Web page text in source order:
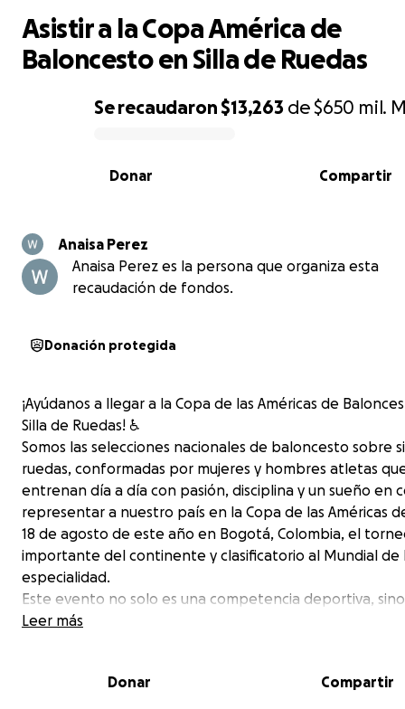
Se recaudaron $13,263 de$650 mil.
Compartir
Donar
Asistir a la Copa América de
Baloncesto en Silla de Ruedas
Anaisa Perez
Anaisa Perez es la persona que organiza esta
recaudación de fondos.
Donación protegida
¡Ayúdanos a llegar a la Copa de las Américas de
Silla de Ruedas! ♿
Somos las selecciones nacionales de baloncesto sobre
ruedas, conformadas por mujeres y hombres atletas
entrenan día a día con pasión, disciplina y un sueño en
representar a nuestro país en la Copa de las Américas
18 de agosto de este año en Bogotá, Colombia, el
importante del continente y clasificatorio al Mundial de
especialidad.
Este evento no solo es una competencia deportiva, sino
también una gran oportunidad para visibilizar el
superación y orgullo nacional.
Leer más
Donar Compartir